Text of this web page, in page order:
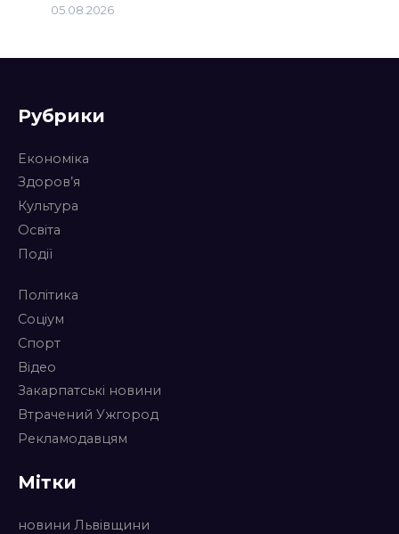
05.08.2026
Рубрики
Економіка
Здоров’я
Культура
Освіта
Події
Політика
Соціум
Спорт
Відео
Закарпатські новини
Втрачений Ужгород
Рекламодавцям
Мітки
новини Львівщини